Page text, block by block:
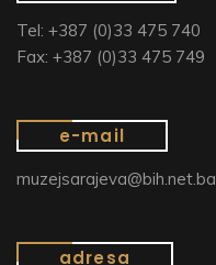
Tel: +387 (0)33 475 740
Fax: +387 (0)33 475 749
e-mail
muzejsarajeva@bih.net.ba
adresa